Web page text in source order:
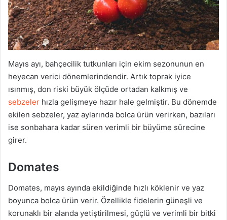
Mayıs ayı, bahçecilik tutkunları için ekim sezonunun en
heyecan verici dönemlerindendir. Artık toprak iyice
ısınmış, don riski büyük ölçüde ortadan kalkmış ve
sebzeler hızla gelişmeye hazır hale gelmiştir. Bu dönemde
ekilen sebzeler, yaz aylarında bolca ürün verirken, bazıları
ise sonbahara kadar süren verimli bir büyüme sürecine
girer.
Domates
Domates, mayıs ayında ekildiğinde hızlı köklenir ve yaz
boyunca bolca ürün verir. Özellikle fidelerin güneşli ve
korunaklı bir alanda yetiştirilmesi, güçlü ve verimli bir bitki